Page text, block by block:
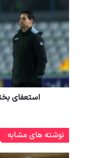
استعفای
نوشته های مشابه